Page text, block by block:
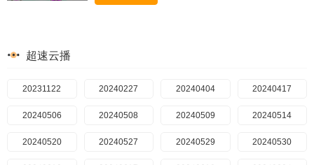
超速云播
20231122 20240227 20240404 20240417
20240506 20240508 20240509 20240514
20240520 20240527 20240529 20240530